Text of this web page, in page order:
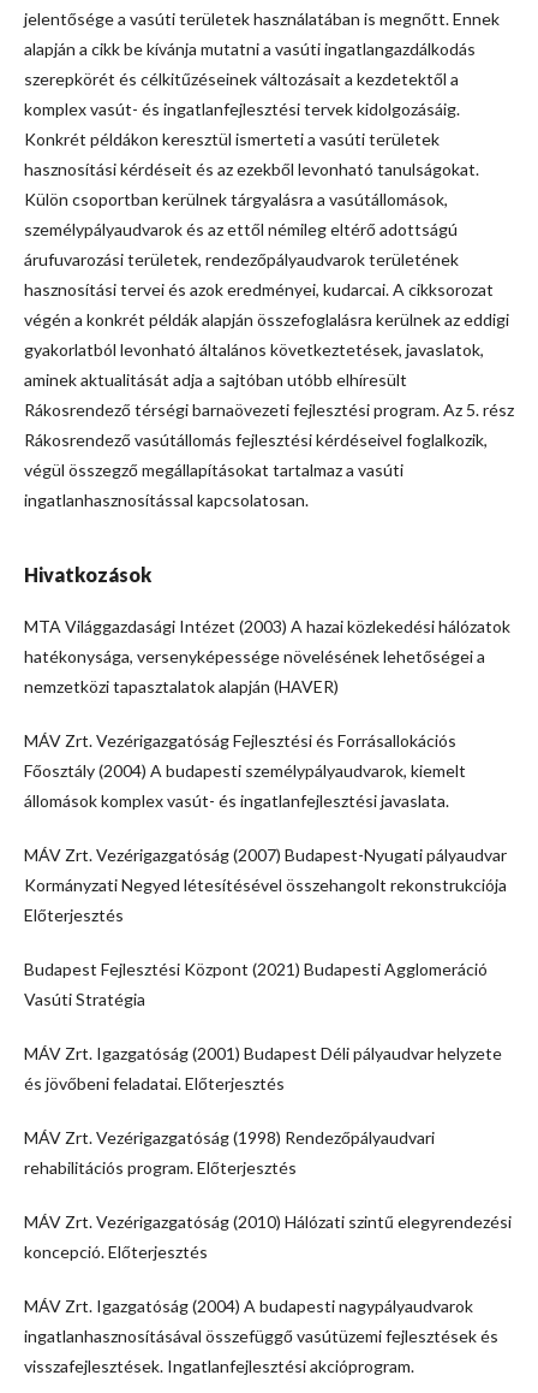
jelentősége a vasúti területek használatában is megnőtt. Ennek
alapján a cikk be kívánja mutatni a vasúti ingatlangazdálkodás
szerepkörét és célkitűzéseinek változásait a kezdetektől a
komplex vasút- és ingatlanfejlesztési tervek kidolgozásáig.
Konkrét példákon keresztül ismerteti a vasúti területek
hasznosítási kérdéseit és az ezekből levonható tanulságokat.
Külön csoportban kerülnek tárgyalásra a vasútállomások,
személypályaudvarok és az ettől némileg eltérő adottságú
árufuvarozási területek, rendezőpályaudvarok területének
hasznosítási tervei és azok eredményei, kudarcai. A cikksorozat
végén a konkrét példák alapján összefoglalásra kerülnek az eddigi
gyakorlatból levonható általános következtetések, javaslatok,
aminek aktualitását adja a sajtóban utóbb elhíresült
Rákosrendező térségi barnaövezeti fejlesztési program. Az 5. rész
Rákosrendező vasútállomás fejlesztési kérdéseivel foglalkozik,
végül összegző megállapításokat tartalmaz a vasúti
ingatlanhasznosítással kapcsolatosan.
Hivatkozások
MTA Világgazdasági Intézet (2003) A hazai közlekedési hálózatok
hatékonysága, versenyképessége növelésének lehetőségei a
nemzetközi tapasztalatok alapján (HAVER)
MÁV Zrt. Vezérigazgatóság Fejlesztési és Forrásallokációs
Főosztály (2004) A budapesti személypályaudvarok, kiemelt
állomások komplex vasút- és ingatlanfejlesztési javaslata.
MÁV Zrt. Vezérigazgatóság (2007) Budapest-Nyugati pályaudvar
Kormányzati Negyed létesítésével összehangolt rekonstrukciója
Előterjesztés
Budapest Fejlesztési Központ (2021) Budapesti Agglomeráció
Vasúti Stratégia
MÁV Zrt. Igazgatóság (2001) Budapest Déli pályaudvar helyzete
és jövőbeni feladatai. Előterjesztés
MÁV Zrt. Vezérigazgatóság (1998) Rendezőpályaudvari
rehabilitációs program. Előterjesztés
MÁV Zrt. Vezérigazgatóság (2010) Hálózati szintű elegyrendezési
koncepció. Előterjesztés
MÁV Zrt. Igazgatóság (2004) A budapesti nagypályaudvarok
ingatlanhasznosításával összefüggő vasútüzemi fejlesztések és
visszafejlesztések. Ingatlanfejlesztési akcióprogram.